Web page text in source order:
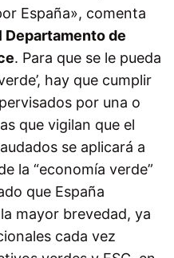
España», comenta
de
. Para que se le pueda
hay que cumplir
por una o
que vigilan que el
se aplicará a
la “economía verde”
que España
mayor brevedad, ya
cada vez